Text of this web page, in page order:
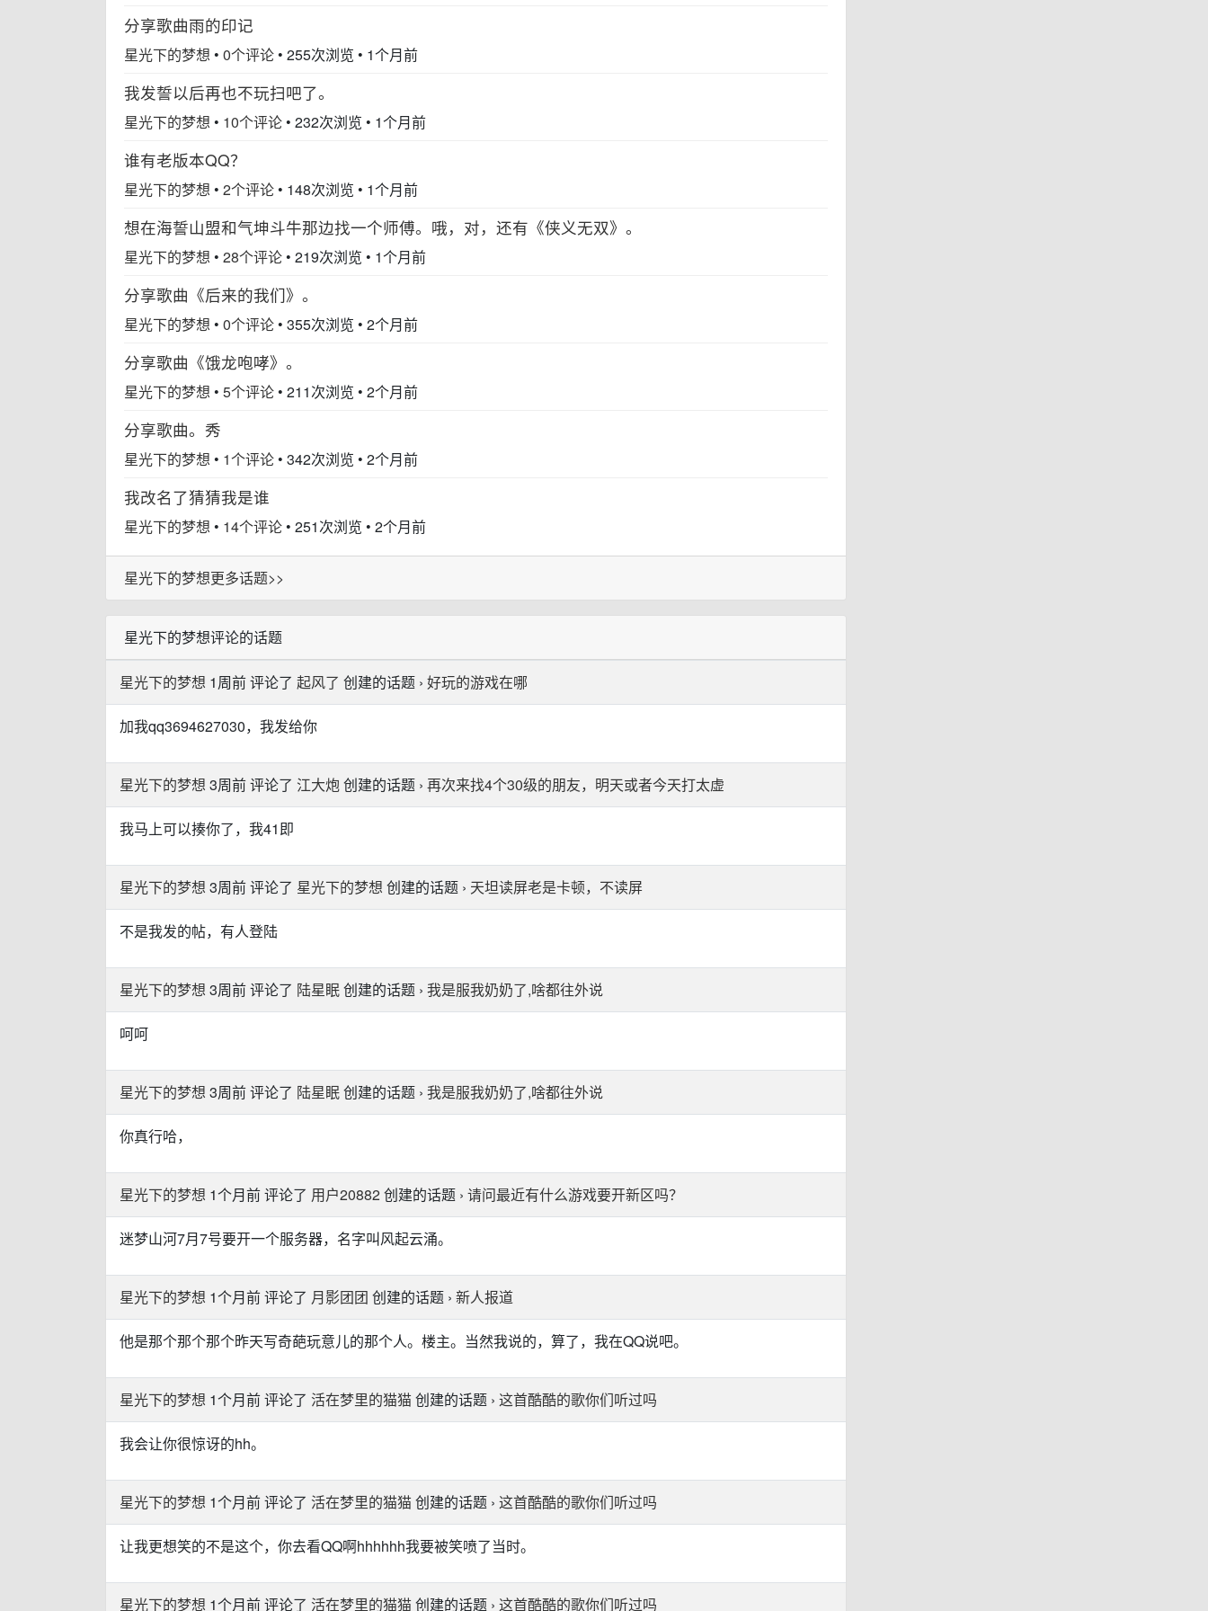
分享歌曲雨的印记
星光下的梦想 • 0个评论 • 255次浏览 • 1个月前
我发誓以后再也不玩扫吧了。
星光下的梦想 • 10个评论 • 232次浏览 • 1个月前
谁有老版本QQ？
星光下的梦想 • 2个评论 • 148次浏览 • 1个月前
想在海誓山盟和气坤斗牛那边找一个师傅。哦，对，还有《侠义无双》。
星光下的梦想 • 28个评论 • 219次浏览 • 1个月前
分享歌曲《后来的我们》。
星光下的梦想 • 0个评论 • 355次浏览 • 2个月前
分享歌曲《饿龙咆哮》。
星光下的梦想 • 5个评论 • 211次浏览 • 2个月前
分享歌曲。秀
星光下的梦想 • 1个评论 • 342次浏览 • 2个月前
我改名了猜猜我是谁
星光下的梦想 • 14个评论 • 251次浏览 • 2个月前
星光下的梦想更多话题>>
星光下的梦想评论的话题
星光下的梦想 1周前 评论了 起风了 创建的话题 › 好玩的游戏在哪
加我qq3694627030，我发给你
星光下的梦想 3周前 评论了 江大炮创建的话题 › 再次来找4个30级的朋友，明天或者今天打太虚
我马上可以揍你了，我41即
星光下的梦想 3周前 评论了 星光下的梦想 创建的话题 › 天坦读屏老是卡顿，不读屏
不是我发的帖，有人登陆
星光下的梦想 3周前 评论了 陆星眠创建的话题 › 我是服我奶奶了,啥都往外说
呵呵
星光下的梦想 3周前 评论了 陆星眠创建的话题 › 我是服我奶奶了,啥都往外说
你真行哈，
星光下的梦想 1个月前 评论了 用户20882 创建的话题 › 请问最近有什么游戏要开新区吗？
迷梦山河7月7号要开一个服务器，名字叫风起云涌。
星光下的梦想 1个月前 评论了 月影团团 创建的话题 › 新人报道
他是那个那个那个昨天写奇葩玩意儿的那个人。楼主。当然我说的，算了，我在QQ说吧。
星光下的梦想 1个月前 评论了 活在梦里的猫猫创建的话题 › 这首酷酷的歌你们听过吗
我会让你很惊讶的hh。
星光下的梦想 1个月前 评论了 活在梦里的猫猫创建的话题 › 这首酷酷的歌你们听过吗
让我更想笑的不是这个，你去看QQ啊hhhhhh我要被笑喷了当时。
星光下的梦想 1个月前 评论了 活在梦里的猫猫创建的话题 › 这首酷酷的歌你们听过吗